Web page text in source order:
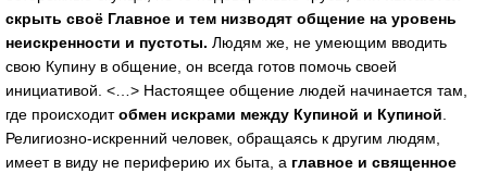
скрыть своё Главное и тем низводят общение на уровень
неискренности и пустоты. Людям же, не умеющим вводить
свою Купину в общение, он всегда готов помочь своей
инициативой. <…> Настоящее общение людей начинается там,
где происходитобмен искрами между Купиной и Купиной
Религиозно-искренний человек, обращаясь к другим людям,
имеет в виду не периферию их быта, а главное и священное